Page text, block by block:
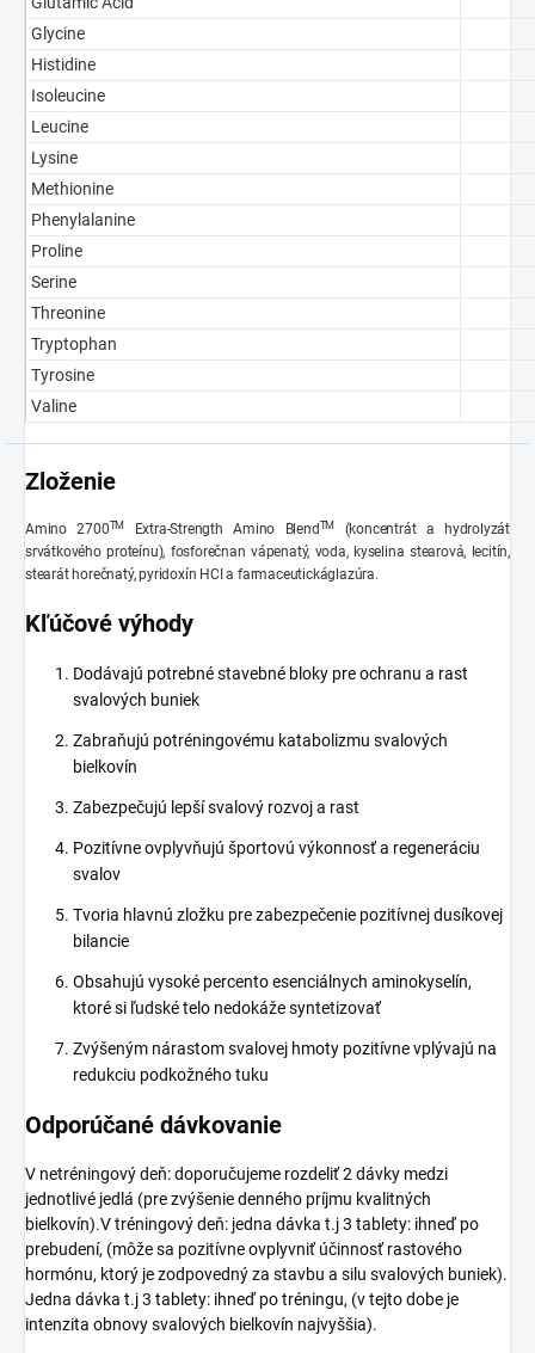
Glycine
Histidine
Isoleucine
Leucine
Lysine
Methionine
Phenylalanine
Proline
Serine
Threonine
Tryptophan
Tyrosine
Valine
Zloženie
Amino 2700TM Extra-Strength Amino Blend TM
(koncentrát a hydrolyzát
srvátkového proteínu), fosforečnan vápenatý, voda, kyselina stearová, lecitín,
stearát horečnatý, pyridoxín HCI afarmaceutickáglazúra.
Kľúčové výhody
Dodávajú potrebné stavebné bloky pre ochranu a rast
svalových buniek
Zabraňujú potréningovému katabolizmu svalových
bielkovín
Zabezpečujú lepší svalový rozvoj a rast
Pozitívne ovplyvňujú športovú výkonnosť a regeneráciu
svalov
Tvoria hlavnú zložku pre zabezpečenie pozitívnej dusíkovej
bilancie
Obsahujú vysoké percento esenciálnych aminokyselín,
ktoré si ľudské telo nedokáže syntetizovať
Zvýšeným nárastom svalovej hmoty pozitívne vplývajú na
redukciu podkožného tuku
Odporúčané dávkovanie
V netréningový deň: doporučujeme rozdeliť 2 dávky medzi
jednotlivé jedlá (pre zvýšenie denného príjmu kvalitných
bielkovín).V tréningový deň: jedna dávka t.j 3 tablety: ihneď po
prebudení, (môže sa pozitívne ovplyvniť účinnosť rastového
hormónu, ktorý je zodpovedný za stavbu a silu svalových buniek).
Jedna dávka t.j 3 tablety: ihneď po tréningu, (v tejto dobe je
intenzita obnovy svalových bielkovín najvyššia).